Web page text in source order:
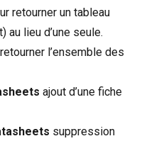
retourner un tableau
au lieu d’une seule.
l’ensemble des
ajout d’une fiche
suppression